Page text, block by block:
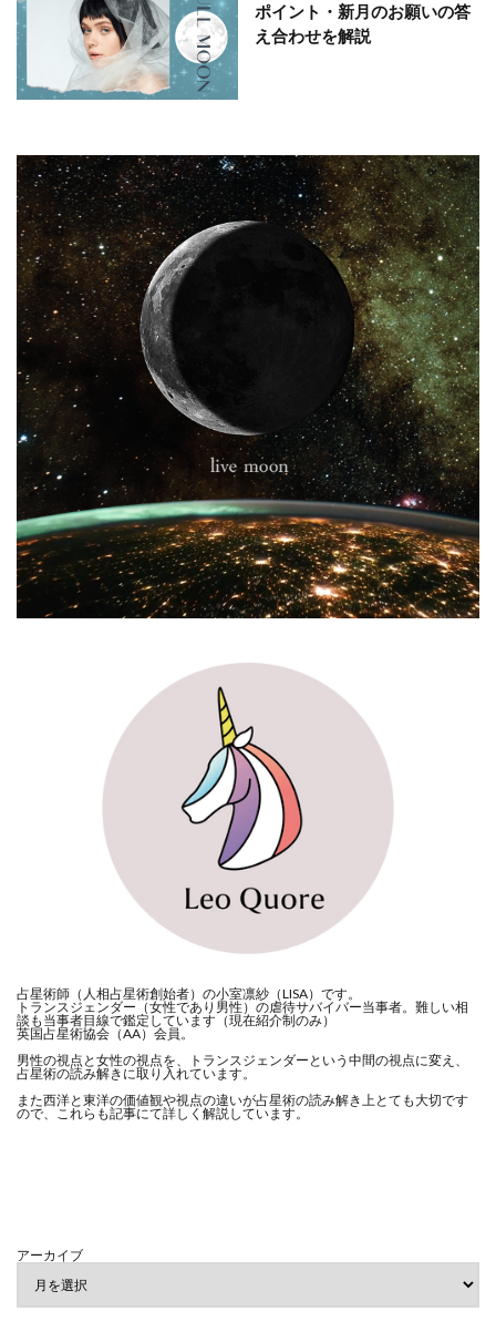
ポイント・新月のお願いの答
え合わせを解説
占星術師（人相占星術創始者）の小室凛紗（LISA）です。
トランスジェンダー（女性であり男性）の虐待サバイバー当事者。難しい相
談も当事者目線で鑑定しています（現在紹介制のみ）
英国占星術協会（AA）会員。
男性の視点と女性の視点を、トランスジェンダーという中間の視点に変え、
占星術の読み解きに取り入れています。
また西洋と東洋の価値観や視点の違いが占星術の読み解き上とても大切です
ので、これらも記事にて詳しく解説しています。
アーカイブ